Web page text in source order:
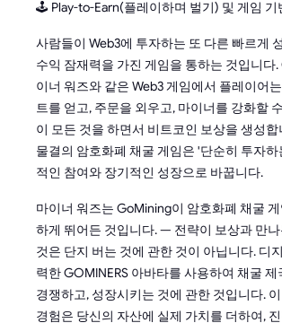
🕹️ Play-to-Earn(플레이하며 벌기) 및 게임 기
사람들이 Web3에 투자하는 또 다른 빠르게
수익 잠재력을 가진 게임을 통하는 것입니다
이너 워즈와 같은 Web3 게임에서 플레이어
트를 얻고, 주문을 외우고, 마이너를 강화할
이 모든 것을 하면서 비트코인 보상을 생성합
물결의 암호화폐 채굴 게임은 '단순히 투자
적인 참여와 장기적인 성장으로 바꿉니다.
마이너 워즈는 GoMining이 암호화폐 채굴
하게 뛰어든 것입니다. — 전략이 보상과 만
것은 단지 버는 것에 관한 것이 아닙니다. 디
력한 GOMINERS 아바타를 사용하여 채굴
경쟁하고, 성장시키는 것에 관한 것입니다.
경험은 당신의 자산에 실제 가치를 더하여,